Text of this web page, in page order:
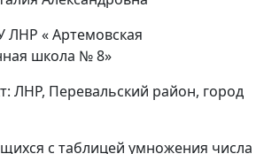
ЛНР « Артемовская
школа № 8»
ЛНР, Перевальский район, город
с таблицей умножения числа